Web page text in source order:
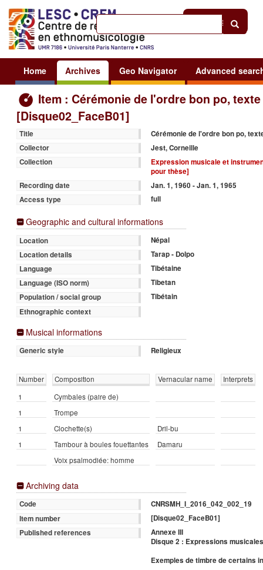
Sign in
Home Archives Geo Navigator Advanced
Item : Cérémonie de l'ordre bon po,
[Disque02_FaceB01]
Title
Cérémonie de l'ordre bon po,
Collector
Jest, Corneille
Collection
Expression musicale et
pour thèse]
Recording date
Jan. 1, 1960 - Jan. 1, 1965
Access type
full
Geographic and cultural informations
Location
Népal
Location details
Tarap - Dolpo
Language
Tibétaine
Language (ISO norm)
Tibetan
Population / social group
Tibétain
Ethnographic context
Musical informations
Generic style Religieux
Number Composition Vernacular name
Interprets
1
Cymbales (paire de)
1
Trompe
1
Clochette(s)
Dril-bu
1
Tambour à boules fouettantes
Damaru
Voix psalmodiée: homme
Archiving data
Code
CNRSMH_I_2016_042_002_19
Item number
[Disque02_FaceB01]
Published references
Annexe III
Disque 2 : Expressions
Exemples de timbre de certains